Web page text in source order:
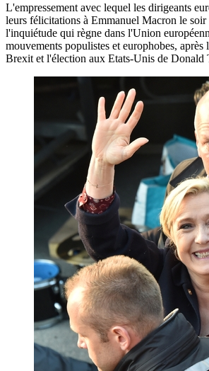
L'empressement avec lequel les dirigeants
leurs félicitations à Emmanuel Macron le
l'inquiétude qui règne dans l'Union
mouvements populistes et europhobes, après
Brexit et l'élection aux Etats-Unis de Donald